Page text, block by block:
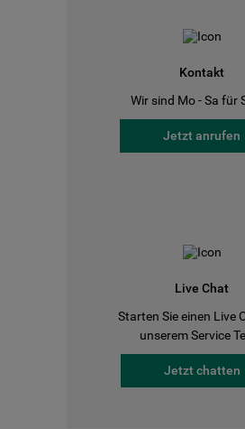
Kontakt
Wir sind Mo - Sa für
Jetzt anrufen
Live Chat
Starten Sie einen Live
unserem Service
Jetzt chatten